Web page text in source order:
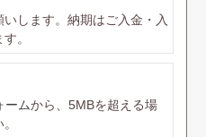
します。納期はご入金・入
。
ームから、5MBを超える場